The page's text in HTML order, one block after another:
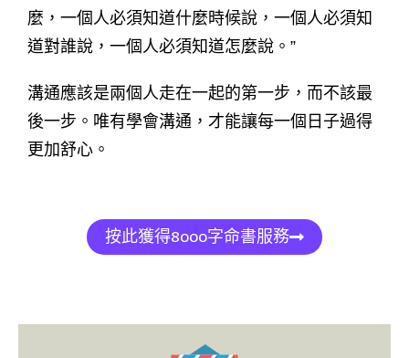
麼，一個人必須知道什麼時候說，一個人必須知
道對誰說，一個人必須知道怎麼說。”
溝通應該是兩個人走在一起的第一步，而不該最
後一步。唯有學會溝通，才能讓每一個日子過得
更加舒心。
按此獲得8000字命書服務